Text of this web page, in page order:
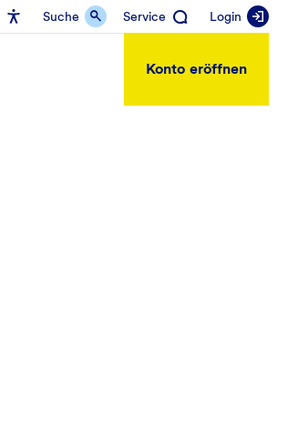
Suche Service Login
Konto eröffnen